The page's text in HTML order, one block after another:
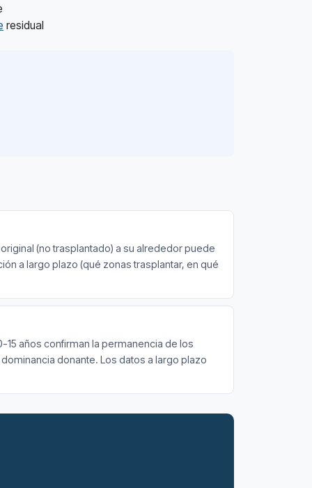
residual
(no trasplantado) a su alrededor puede
a largo plazo (qué zonas trasplantar, en qué
años confirman la permanencia de los
donante. Los datos a largo plazo